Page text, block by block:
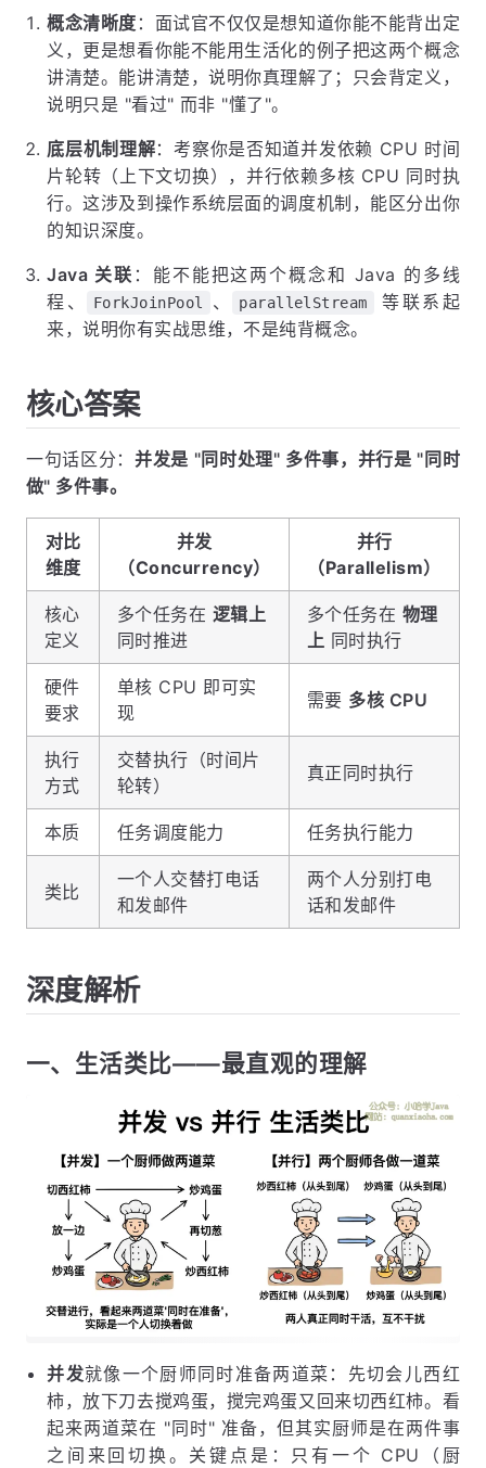
概念清晰度 ：面试官不仅仅是想知道你能不能背出定
义，更是想看你能不能用生活化的例子把这两个概念
讲清楚。能讲清楚，说明你真理解了；只会背定义，
说明只是 "看过" 而非 "懂了"。
底层机制理解：考察你是否知道并发依赖 CPU 时间
片轮转（上下文切换），并行依赖多核 CPU 同时执
行。这涉及到操作系统层面的调度机制，能区分出你
的知识深度。
Java 关联 ：能不能把这两个概念和 Java 的多线
程、
ForkJoinPool 、 parallelStream
等联系起
来，说明你有实战思维，不是纯背概念。
核心答案
一句话区分： 并发是 "同时处理" 多件事，并行是 "同时
做" 多件事。
对比
维度
并发
（Concurrency）
并行
（Parallelism）
核心
定义
多个任务在 逻辑上
同时推进
多个任务在 物理
上 同时执行
硬件
要求
单核 CPU 即可实
现
需要 多核 CPU
执行
方式
交替执行（时间片
轮转）
真正同时执行
本质 任务调度能力 任务执行能力
类比
一个人交替打电话
和发邮件
两个人分别打电
话和发邮件
深度解析
一、生活类比——最直观的理解
并发就像一个厨师同时准备两道菜：先切会儿西红
柿，放下刀去搅鸡蛋，搅完鸡蛋又回来切西红柿。看
起来两道菜在 "同时" 准备，但其实厨师是在两件事
之间来回切换。关键点是：只有一个 CPU（厨